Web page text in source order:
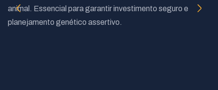
animal. Essencial para garantir investimento seguro e
planejamento genético assertivo.